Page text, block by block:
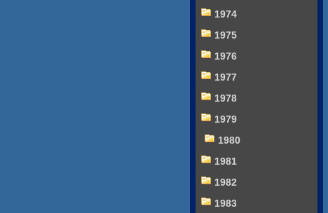
1974
1975
1976
1977
1978
1979
1980
1981
1982
1983